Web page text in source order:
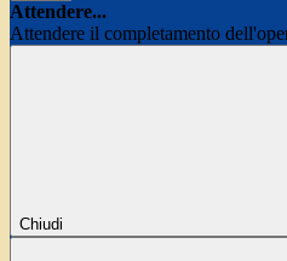
Attendere...
Attendere il completamento
Chiudi